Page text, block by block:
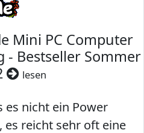
Mini PC Computer
Bestseller Sommer
lesen
es nicht ein Power
es reicht sehr oft eine